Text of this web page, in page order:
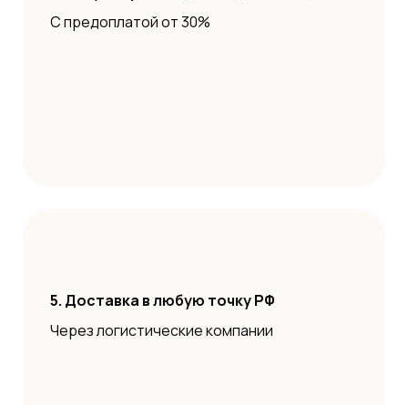
С предоплатой от 30%
5. Доставка в любую точку РФ
Через логистические компании